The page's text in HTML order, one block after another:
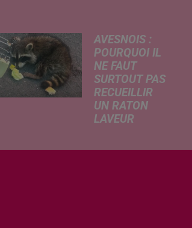
AVESNOIS :
POURQUOI IL
NE FAUT
SURTOUT PAS
RECUEILLIR
UN RATON
LAVEUR